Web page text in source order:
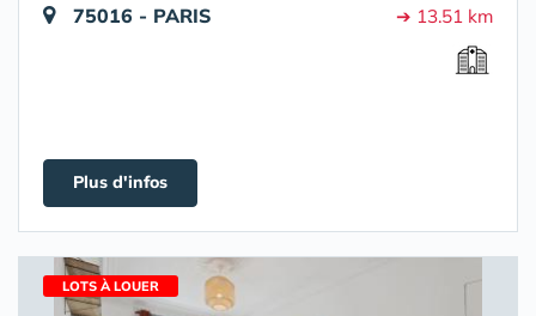
75016 - PARIS ➔ 13.51 km
Plus d'infos
LOTS À LOUER